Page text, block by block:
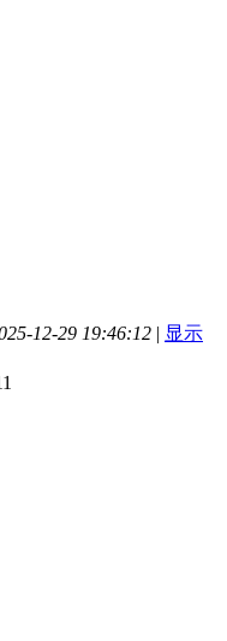
12-29 19:46:12 | 显示